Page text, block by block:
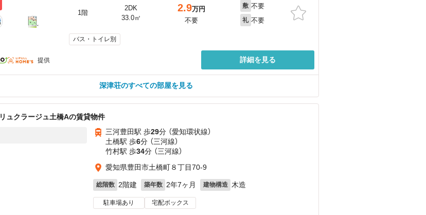
1階
2DK
33.0㎡
2.9万円
不要
敷 不要
礼 不要
バス・トイレ別
提供 詳細を見る
深津荘のすべての部屋を見る
リュクラージュ土橋Aの賃貸物件
三河豊田駅 歩29分 （愛知環状線）
土橋駅 歩6分 （三河線）
竹村駅 歩34分 （三河線）
愛知県豊田市土橋町８丁目70-9
総階数 2階建 築年数 2年7ヶ月 建物構造 木造
駐車場あり 宅配ボックス